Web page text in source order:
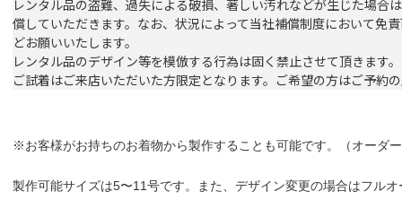
レンタル品の盗難、過失による破損、著しい汚れなどが生じた場合
償していただきます。なお、状況によって当社補償制度において免
どお願いいたします。
レンタル品のデザイン等を模倣する行為は固く禁止させて頂きます。
ご試着はご来店いただいた方限定となります。ご希望の方はご予約
※お客様がお持ちのお着物から製作することも可能です。（オーダ
製作可能サイズは5〜11号です。また、デザイン変更の場合はフル